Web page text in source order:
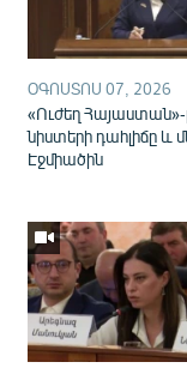
ՕԳՈՍՏՈՍ 07, 2026
«Ուժեղ Հայաստան»-
նիստերի դահլիճը և
Էջմիածին